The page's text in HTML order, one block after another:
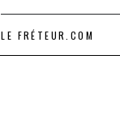
LE FRÉTEUR.COM